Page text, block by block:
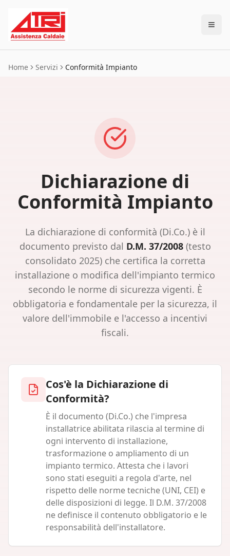
Home Servizi Conformità Impianto
Dichiarazione di
Conformità Impianto
La dichiarazione di conformità (Di.Co.) è il
documento previsto dal D.M. 37/2008(testo
consolidato 2025) che certifica la corretta
installazione o modifica dell'impianto termico
secondo le norme di sicurezza vigenti. È
obbligatoria e fondamentale per la sicurezza, il
valore dell'immobile e l'accesso a incentivi
fiscali.
Cos'è la Dichiarazione di
Conformità?
È il documento (Di.Co.) che l'impresa
installatrice abilitata rilascia al termine di
ogni intervento di installazione,
trasformazione o ampliamento di un
impianto termico. Attesta che i lavori
sono stati eseguiti a regola d'arte, nel
rispetto delle norme tecniche (UNI, CEI) e
delle disposizioni di legge. Il D.M. 37/2008
ne definisce il contenuto obbligatorio e le
responsabilità dell'installatore.